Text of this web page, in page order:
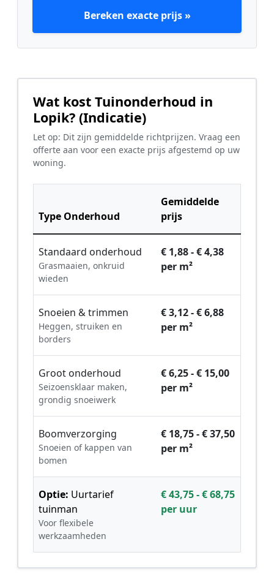
Bereken exacte prijs »
Wat kost Tuinonderhoud in
Lopik? (Indicatie)
Let op: Dit zijn gemiddelde richtprijzen. Vraag een
offerte aan voor een exacte prijs afgestemd op uw
woning.
Type Onderhoud
Gemiddelde
prijs
Standaard onderhoud
Grasmaaien, onkruid
wieden
€ 1,88 - € 4,38
per m²
Snoeien & trimmen
Heggen, struiken en
borders
€ 3,12 - € 6,88
per m²
Groot onderhoud
Seizoensklaar maken,
grondig snoeiwerk
€ 6,25 - € 15,00
per m²
Boomverzorging
Snoeien of kappen van
bomen
€ 18,75 - € 37,50
per m²
Optie: Uurtarief
tuinman
Voor flexibele
werkzaamheden
€ 43,75 - € 68,75
per uur